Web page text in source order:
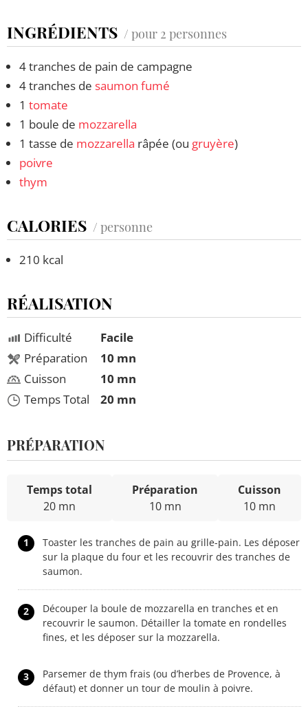
INGRÉDIENTS / pour 2 personnes
4 tranches de pain de campagne
4 tranches de saumon fumé
1 tomate
1 boule de mozzarella
1 tasse de mozzarella râpée (ou gruyère)
poivre
thym
CALORIES / personne
210 kcal
RÉALISATION
Difficulté
Préparation
Cuisson
Temps Total
Facile
10 mn
10 mn
20 mn
PRÉPARATION
Temps total
20 mn
Préparation
10 mn
Cuisson
10 mn
1
Toaster les tranches de pain au grille-pain. Les déposer
sur la plaque du four et les recouvrir des tranches de
saumon.
2
Découper la boule de mozzarella en tranches et en
recouvrir le saumon. Détailler la tomate en rondelles
fines, et les déposer sur la mozzarella.
3
Parsemer de thym frais (ou d’herbes de Provence, à
défaut) et donner un tour de moulin à poivre.